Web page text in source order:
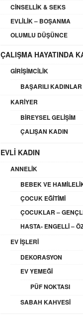
CINSELLIK & SEKS
EVLILIK – BOŞANMA
OLUMLU DÜŞÜNCE
ÇALIŞMA HAYATINDA
GIRIŞIMCILIK
BAŞARILI KADINLAR
KARIYER
BIREYSEL GELIŞIM
ÇALIŞAN KADIN
EVLI KADIN
ANNELIK
BEBEK VE
ÇOCUK EĞITIMI
ÇOCUKLAR –
HASTA- ENGELLI –
EV İŞLERI
DEKORASYON
EV YEMEĞI
PÜF NOKTASI
SABAH KAHVESI